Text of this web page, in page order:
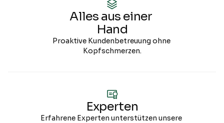
Alles aus einer
Hand
Proaktive Kundenbetreuung ohne
Kopfschmerzen.
Experten
Erfahrene Experten unterstützen unsere